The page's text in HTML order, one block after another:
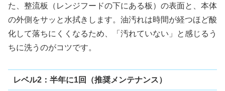
た、整流板（レンジフードの下にある板）の表面と、本体
の外側をサッと水拭きします。油汚れは時間が経つほど酸
化して落ちにくくなるため、「汚れていない」と感じるう
ちに洗うのがコツです。
レベル2：半年に1回（推奨メンテナンス）